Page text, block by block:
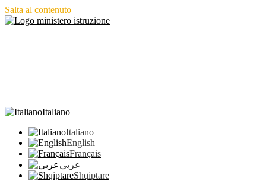
Salta al contenuto
Italiano
Italiano
English
Français
عربى
Shqiptare